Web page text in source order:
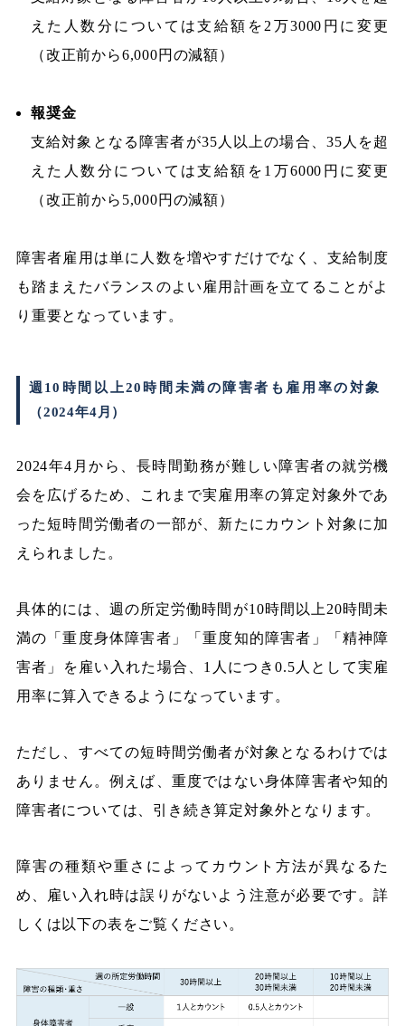
えた人数分については支給額を2万3000円に変更
（改正前から6,000円の減額）
報奨金
支給対象となる障害者が35人以上の場合、35人を超
えた人数分については支給額を1万6000円に変更
（改正前から5,000円の減額）
障害者雇用は単に人数を増やすだけでなく、支給制度
も踏まえたバランスのよい雇用計画を立てることがよ
り重要となっています。
週10時間以上20時間未満の障害者も雇用率の対象
（2024年4月）
2024年4月から、長時間勤務が難しい障害者の就労機
会を広げるため、これまで実雇用率の算定対象外であ
った短時間労働者の一部が、新たにカウント対象に加
えられました。
具体的には、週の所定労働時間が10時間以上20時間未
満の「重度身体障害者」「重度知的障害者」「精神障
害者」を雇い入れた場合、1人につき0.5人として実雇
用率に算入できるようになっています。
ただし、すべての短時間労働者が対象となるわけでは
ありません。例えば、重度ではない身体障害者や知的
障害者については、引き続き算定対象外となります。
障害の種類や重さによってカウント方法が異なるた
め、雇い入れ時は誤りがないよう注意が必要です。詳
しくは以下の表をご覧ください。